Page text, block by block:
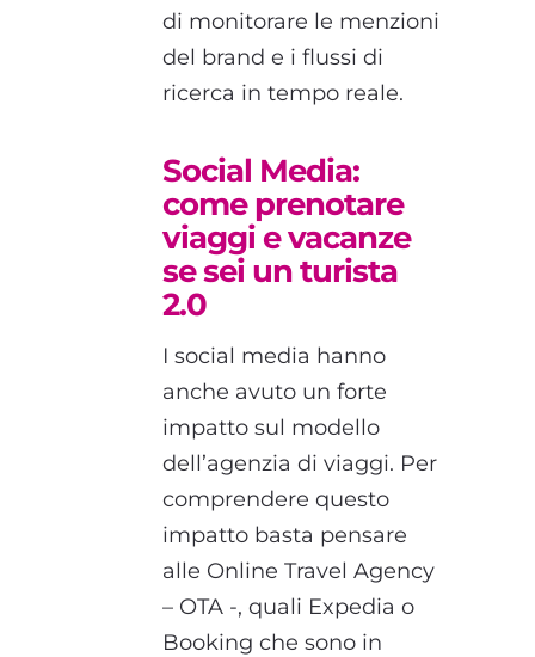
di monitorare le menzioni
del brand e i flussi di
ricerca in tempo reale.
Social Media:
come prenotare
viaggi e vacanze
se sei un turista
2.0
I social media hanno
anche avuto un forte
impatto sul modello
dell’agenzia di viaggi. Per
comprendere questo
impatto basta pensare
alle Online Travel Agency
– OTA -, quali Expedia o
Booking che sono in